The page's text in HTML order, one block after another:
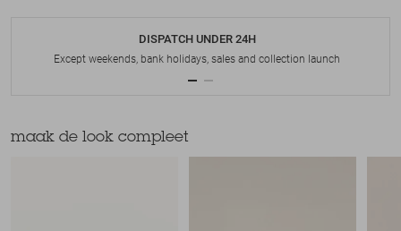
DISPATCH UNDER 24H
Except weekends, bank holidays, sales and collection launch
maak de look compleet